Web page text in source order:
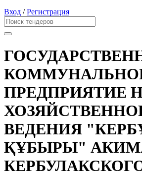
Вход /Регистрация
ПРЕДПРИЯТИЕ
ВЕДЕНИЯ
ҚҰБЫРЫ"